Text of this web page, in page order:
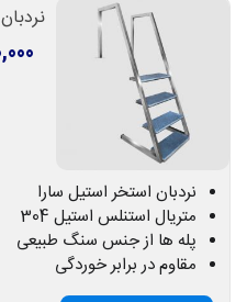
نردبان استخر استیل سارا
متریال استنلس استیل 304
پله ها از جنس سنگ طبیعی
مقاوم در برابر خوردگی